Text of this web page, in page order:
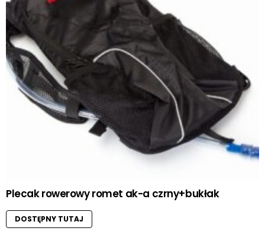
Plecak rowerowy romet ak-a czrny+bukłak
DOSTĘPNY TUTAJ